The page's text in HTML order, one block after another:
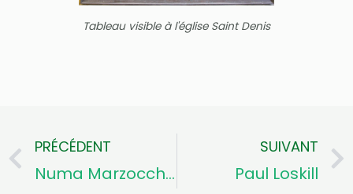
Tableau visible à l'église Saint Denis
Précédent
PRÉCÉDENT
Numa Marzocchi de Bellucci
SUIVANT
Paul Loskill